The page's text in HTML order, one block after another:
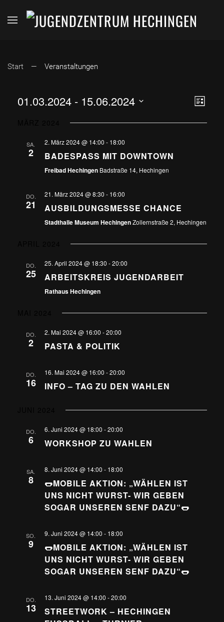
Start Veranstaltungen
Liste
01.03.2024 - 15.06.2024
SA.
2
2. März 2024 @ 14:00 - 18:00
BADESPASS MIT DOWNTOWN
Freibad Hechingen Badstraße 14, Hechingen
DO.
21
21. März 2024 @ 8:30 - 16:00
AUSBILDUNGSMESSE CHANCE
Stadthalle Museum HechingenZollernstraße 2, Hechingen
DO.
25
25. April 2024 @ 18:30 -20:00
ARBEITSKREIS JUGENDARBEIT
Rathaus Hechingen
DO.
2
2. Mai 2024 @ 16:00 -20:00
PASTA & POLITIK
DO.
16
16. Mai 2024 @ 16:00 -20:00
INFO – TAG ZU DEN WAHLEN
DO.
6
6. Juni 2024 @ 18:00 -20:00
WORKSHOP ZU WAHLEN
SA.
8
8. Juni 2024 @ 14:00 - 18:00
🌭MOBILE AKTION: „WÄHLEN IST
UNS NICHT WURST- WIR GEBEN
SOGAR UNSEREN SENF DAZU“🌭
SO.
9
9. Juni 2024 @ 14:00 - 18:00
🌭MOBILE AKTION: „WÄHLEN IST
UNS NICHT WURST- WIR GEBEN
SOGAR UNSEREN SENF DAZU“🌭
DO.
13
13. Juni 2024 @ 14:00 -20:00
STREETWORK – HECHINGEN